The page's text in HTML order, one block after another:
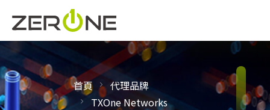
首頁
代理品牌
TXOne Networks